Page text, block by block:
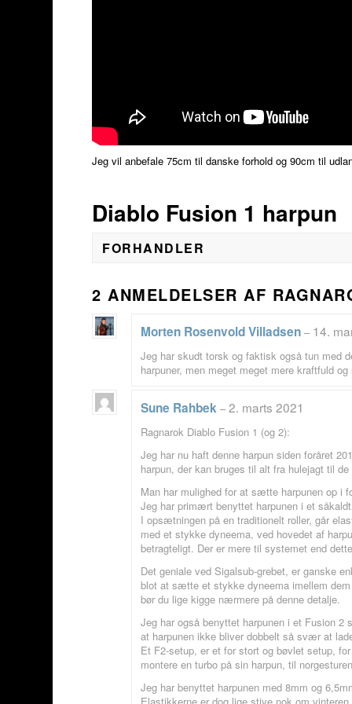
Jeg vil anbefale 75cm til danske forhold og 90cm til
Diablo Fusion 1 harpun
FORHANDLER
2 ANMELDELSER AF
Morten Rosenvold Villadsen– 14.
Jeg har skudt torsk og faktisk også tun med
harpuner, men meget meget mere kraftfuld
Sune Rahbek– 2. marts 2021
Ragnarok Diablo Fusion 1 (og 2):
Jeg har nu haft denne harpun siden foråret
harpun, der kan bruges til alt fra hulejagt til
Man har mulighed for at sætte harpunen op i
Jeg har primært benyttet harpunen i et
I opsætningen på en traditionelt roller, går
med et stykke dyneema, ved hovedet af
betragteligt. Der er mere til systemet end
Det geniale ved Sigalsub-grebet, er ganske
blot at sætte et stykke dyneema imellem
bør du lige kigge nærmere på denne detalje.
Jeg har også benyttet harpunen i et Fusion
at harpunen ikke bliver dobbelt så svær at
Et F2-setup, er et for stort og bøvlet setup,
montere en turbo på sin harpun, til
Jeg har benyttet harpunen med 8mm og